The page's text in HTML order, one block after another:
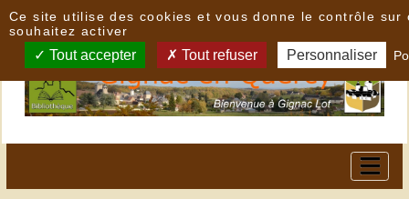
Ce site utilise des cookies et vous donne le contrôle sur
souhaitez activer
Tout accepter Tout refuser Personnaliser